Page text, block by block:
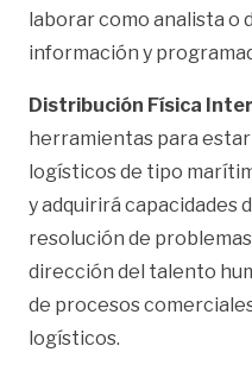
laborar como analista o
información y
Distribución Física
herramientas para
logísticos de tipo
y adquirirá capacidades
resolución de
dirección del talento
de procesos
logísticos.